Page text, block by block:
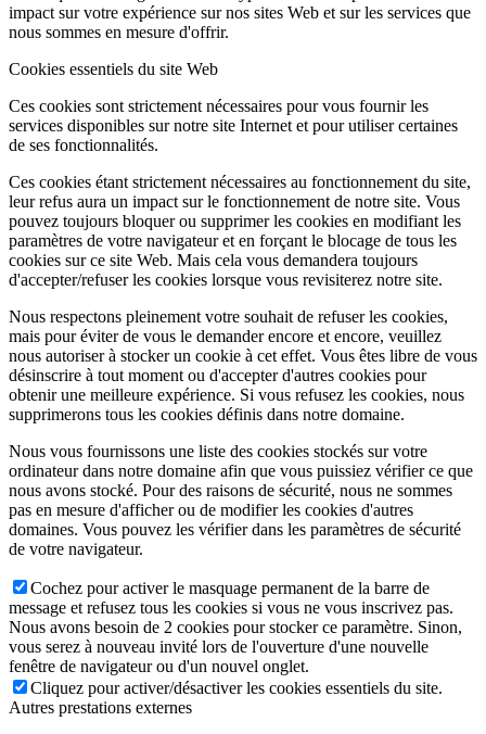
impact sur votre expérience sur nos sites Web et sur les services que
nous sommes en mesure d'offrir.
Cookies essentiels du site Web
Ces cookies sont strictement nécessaires pour vous fournir les
services disponibles sur notre site Internet et pour utiliser certaines
de ses fonctionnalités.
Ces cookies étant strictement nécessaires au fonctionnement du site,
leur refus aura un impact sur le fonctionnement de notre site. Vous
pouvez toujours bloquer ou supprimer les cookies en modifiant les
paramètres de votre navigateur et en forçant le blocage de tous les
cookies sur ce site Web. Mais cela vous demandera toujours
d'accepter/refuser les cookies lorsque vous revisiterez notre site.
Nous respectons pleinement votre souhait de refuser les cookies,
mais pour éviter de vous le demander encore et encore, veuillez
nous autoriser à stocker un cookie à cet effet. Vous êtes libre de vous
désinscrire à tout moment ou d'accepter d'autres cookies pour
obtenir une meilleure expérience. Si vous refusez les cookies, nous
supprimerons tous les cookies définis dans notre domaine.
Nous vous fournissons une liste des cookies stockés sur votre
ordinateur dans notre domaine afin que vous puissiez vérifier ce que
nous avons stocké. Pour des raisons de sécurité, nous ne sommes
pas en mesure d'afficher ou de modifier les cookies d'autres
domaines. Vous pouvez les vérifier dans les paramètres de sécurité
de votre navigateur.
Cochez pour activer le masquage permanent de la barre de
message et refusez tous les cookies si vous ne vous inscrivez pas.
Nous avons besoin de 2 cookies pour stocker ce paramètre. Sinon,
vous serez à nouveau invité lors de l'ouverture d'une nouvelle
fenêtre de navigateur ou d'un nouvel onglet.
Cliquez pour activer/désactiver les cookies essentiels du site.
Autres prestations externes